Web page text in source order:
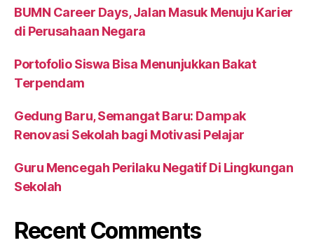
BUMN Career Days, Jalan Masuk Menuju Karier
di Perusahaan Negara
Portofolio Siswa Bisa Menunjukkan Bakat
Terpendam
Gedung Baru, Semangat Baru: Dampak
Renovasi Sekolah bagi Motivasi Pelajar
Guru Mencegah Perilaku Negatif Di Lingkungan
Sekolah
Recent Comments